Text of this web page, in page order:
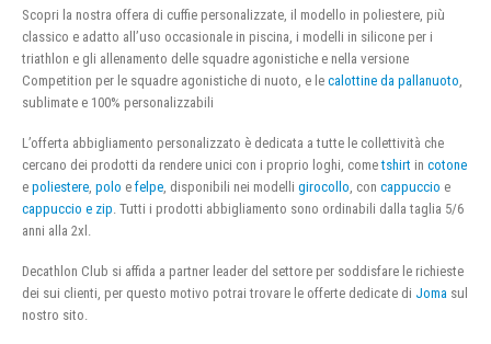
Scopri la nostra offera di cuffie personalizzate, il modello in poliestere, più
classico e adatto all’uso occasionale in piscina, i modelli in silicone per i
triathlon e gli allenamento delle squadre agonistiche e nella versione
Competition per le squadre agonistiche di nuoto, e le calottine da pallanuoto
sublimate e 100% personalizzabili
L’offerta abbigliamento personalizzato è dedicata a tutte le collettività che
cercano dei prodotti da rendere unici con i proprio loghi, cometshirt in cotone
e poliestere polo e felpe , disponibili nei modelli girocollo , con cappuccio e
cappuccio e zip . Tutti i prodotti abbigliamento sono ordinabili dalla taglia 5/6
anni alla 2xl.
Decathlon Club si affida a partner leader del settore per soddisfare le richieste
dei sui clienti, per questo motivo potrai trovare le offerte dedicate di Joma sul
nostro sito.